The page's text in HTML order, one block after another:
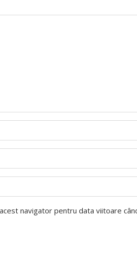
navigator pentru data viitoare